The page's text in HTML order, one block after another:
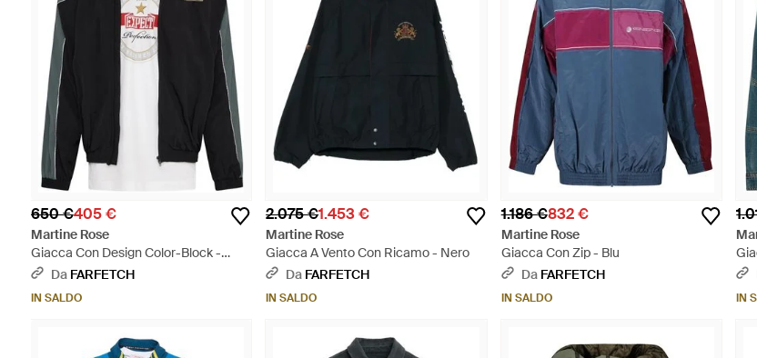
650 €405 €
Martine Rose
Giacca Con Design Color-Block -
NeroDa FARFETCH
IN SALDO
2.075 €1.453 €
Martine Rose
Giacca A Vento Con Ricamo - Nero
Da FARFETCH
IN SALDO
1.186 €832 €
Martine Rose
Giacca Con Zip - Blu
Da FARFETCH
IN SALDO IN